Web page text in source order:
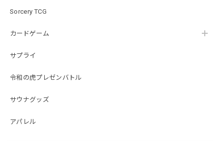
Sorcery TCG
カードゲーム
サプライ
令和の虎プレゼンバトル
サウナグッズ
アパレル